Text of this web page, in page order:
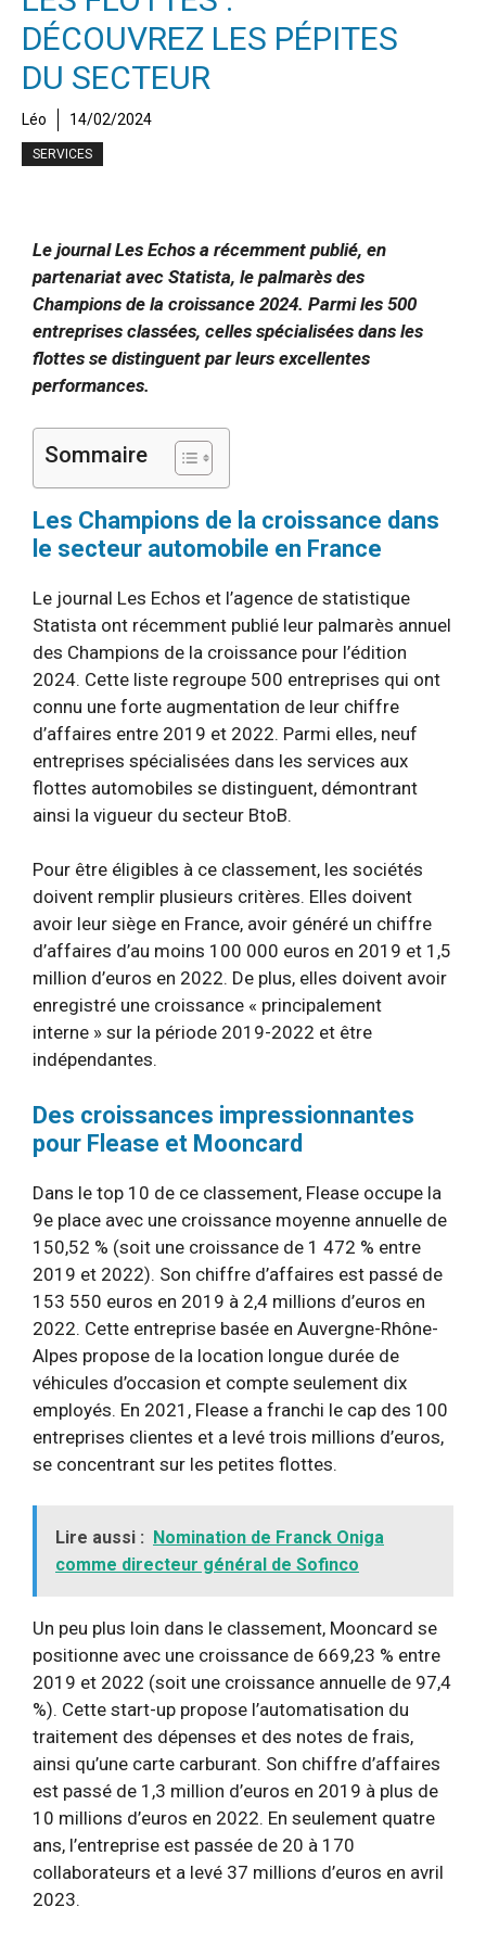
DÉCOUVREZ LES PÉPITES
DU SECTEUR
Léo 14/02/2024
SERVICES
Le journal Les Echos a récemment publié, en
partenariat avec Statista, le palmarès des
Champions de la croissance 2024. Parmi les 500
entreprises classées, celles spécialisées dans les
flottes se distinguent par leurs excellentes
performances.
Sommaire
Les Champions de la croissance dans
le secteur automobile en France
Le journal Les Echos et l’agence de statistique
Statista ont récemment publié leur palmarès annuel
des Champions de la croissance pour l’édition
2024. Cette liste regroupe 500 entreprises qui ont
connu une forte augmentation de leur chiffre
d’affaires entre 2019 et 2022. Parmi elles, neuf
entreprises spécialisées dans les services aux
flottes automobiles se distinguent, démontrant
ainsi la vigueur du secteur BtoB.
Pour être éligibles à ce classement, les sociétés
doivent remplir plusieurs critères. Elles doivent
avoir leur siège en France, avoir généré un chiffre
d’affaires d’au moins 100 000 euros en 2019 et 1,5
million d’euros en 2022. De plus, elles doivent avoir
enregistré une croissance « principalement
interne » sur la période 2019-2022 et être
indépendantes.
Des croissances impressionnantes
pour Flease et Mooncard
Dans le top 10 de ce classement, Flease occupe la
9e place avec une croissance moyenne annuelle de
150,52 % (soit une croissance de 1 472 % entre
2019 et 2022). Son chiffre d’affaires est passé de
153 550 euros en 2019 à 2,4 millions d’euros en
2022. Cette entreprise basée en Auvergne-Rhône-
Alpes propose de la location longue durée de
véhicules d’occasion et compte seulement dix
employés. En 2021, Flease a franchi le cap des 100
entreprises clientes et a levé trois millions d’euros,
se concentrant sur les petites flottes.
Lire aussi : Nomination de Franck Oniga
comme directeur général de Sofinco
Un peu plus loin dans le classement, Mooncard se
positionne avec une croissance de 669,23 % entre
2019 et 2022 (soit une croissance annuelle de 97,4
%). Cette start-up propose l’automatisation du
traitement des dépenses et des notes de frais,
ainsi qu’une carte carburant. Son chiffre d’affaires
est passé de 1,3 million d’euros en 2019 à plus de
10 millions d’euros en 2022. En seulement quatre
ans, l’entreprise est passée de 20 à 170
collaborateurs et a levé 37 millions d’euros en avril
2023.